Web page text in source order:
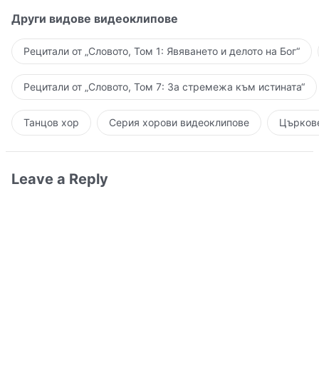
Други видове видеоклипове
Рецитали от „Словото, Том 1: Явяването и делото на Бог“
Рецитали от „Словото, Том 7: За стремежа към истината“
Танцов хор Серия хорови видеоклипове
Leave a Reply